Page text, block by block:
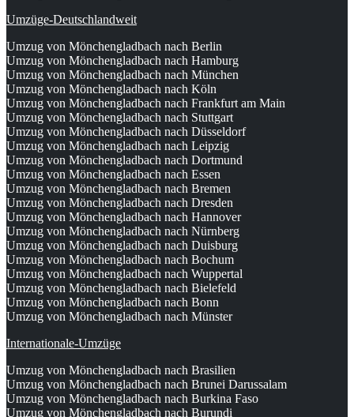
Umzüge-Deutschlandweit
Umzug von Mönchengladbach nach Berlin
Umzug von Mönchengladbach nach Hamburg
Umzug von Mönchengladbach nach München
Umzug von Mönchengladbach nach Köln
Umzug von Mönchengladbach nach Frankfurt am Main
Umzug von Mönchengladbach nach Stuttgart
Umzug von Mönchengladbach nach Düsseldorf
Umzug von Mönchengladbach nach Leipzig
Umzug von Mönchengladbach nach Dortmund
Umzug von Mönchengladbach nach Essen
Umzug von Mönchengladbach nach Bremen
Umzug von Mönchengladbach nach Dresden
Umzug von Mönchengladbach nach Hannover
Umzug von Mönchengladbach nach Nürnberg
Umzug von Mönchengladbach nach Duisburg
Umzug von Mönchengladbach nach Bochum
Umzug von Mönchengladbach nach Wuppertal
Umzug von Mönchengladbach nach Bielefeld
Umzug von Mönchengladbach nach Bonn
Umzug von Mönchengladbach nach Münster
Internationale-Umzüge
Umzug von Mönchengladbach nach Brasilien
Umzug von Mönchengladbach nach Brunei Darussalam
Umzug von Mönchengladbach nach Burkina Faso
Umzug von Mönchengladbach nach Burundi